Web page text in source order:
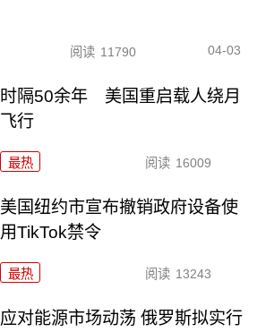
阅读 11790 04-03
时隔50余年 美国重启载人绕月
飞行
最热 阅读 16009
美国纽约市宣布撤销政府设备使
用TikTok禁令
最热 阅读 13243
应对能源市场动荡 俄罗斯拟实行